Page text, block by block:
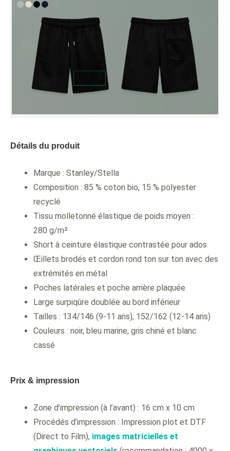
Détails du produit
Marque : Stanley/Stella
Composition : 85 % coton bio, 15 % polyester
recyclé
Tissu molletonné élastique de poids moyen :
280 g/m²
Short à ceinture élastique contrastée pour ados
Œillets brodés et cordon rond ton sur ton avec des
extrémités en métal
Poches latérales et poche arrière plaquée
Large surpiqûre doublée au bord inférieur
Tailles : 134/146 (9-11 ans), 152/162 (12-14 ans)
Couleurs : noir, bleu marine, gris chiné et blanc
cassé
Prix & impression
Zone d’impression (à l’avant) : 16 cm x 10 cm
Procédés d’impression : Impression plot et DTF
(Direct to Film), images matricielles et